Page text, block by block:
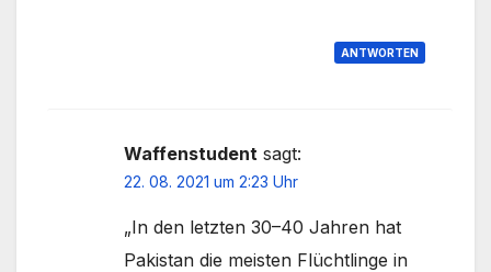
ANTWORTEN
Waffenstudent sagt:
22. 08. 2021 um 2:23 Uhr
„In den letzten 30–40 Jahren hat
Pakistan die meisten Flüchtlinge in